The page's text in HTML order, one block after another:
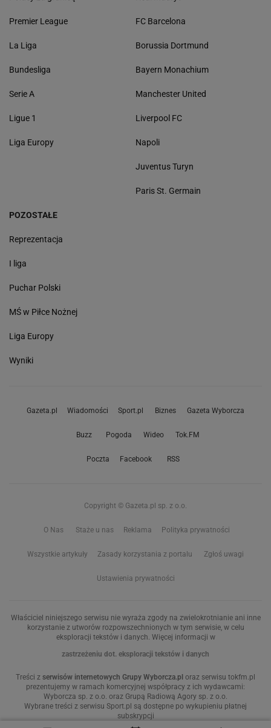
Premier League
La Liga
Bundesliga
Serie A
Ligue 1
Liga Europy
FC Barcelona
Borussia Dortmund
Bayern Monachium
Manchester United
Liverpool FC
Napoli
Juventus Turyn
Paris St. Germain
POZOSTAŁE
Reprezentacja
I liga
Puchar Polski
MŚ w Piłce Nożnej
Liga Europy
Wyniki
Gazeta.pl Wiadomości Sport.pl Biznes Gazeta Wyborcza
Buzz Pogoda Wideo Tok.FM
Poczta Facebook RSS
Copyright © Gazeta.pl sp. z o.o.
O Nas Staże u nas Reklama Polityka prywatności
Wszystkie artykuły Zasady korzystania z portalu Zgłoś uwagi
Ustawienia prywatności
Właściciel niniejszego serwisu nie wyraża zgody na zwielokrotnianie ani inne
korzystanie z utworów rozpowszechnionych w tym serwisie, w celu
eksploracji tekstów i danych. Więcej informacji w
zastrzeżeniu dot. eksploracji tekstów i danych
Treści z serwisów internetowych Grupy Wyborcza.pl oraz serwisu tokfm.pl
prezentujemy w ramach komercyjnej współpracy z ich wydawcami:
Wyborcza sp. z o.o. oraz Grupą Radiową Agory sp. z o.o.
Wybrane treści z serwisu Sport.pl są dostępne po wykupieniu płatnej
subskrypcji